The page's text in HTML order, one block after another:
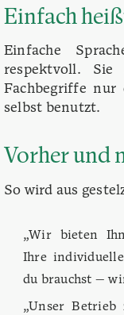
Einfach
Einfache
respektvoll. Sie
Fachbegriffe nur
selbst benutzt.
Vorher und
So wird aus
„Wir bieten
Ihre
du brauchst —
„Unser Betrieb